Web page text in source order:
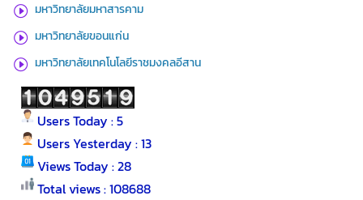
มหาวิทยาลัยมหาสารคาม
มหาวิทยาลัยขอนแก่น
มหาวิทยาลัยเทคโนโลยีราชมงคลอีสาน
Users Today : 5
Users Yesterday : 13
Views Today : 28
Total views : 108688